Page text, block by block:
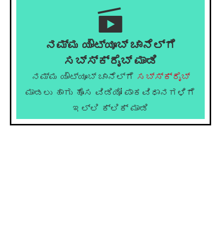
ನಮ್ಮ ಯೌಟ್ಯೂಬ್ ಚಾನೆಲ್ಗೆ
ಸಬ್ಸ್ಕ್ರೈಬ್ ಮಾಡಿ
ನಮ್ಮ ಯೌಟ್ಯೂಬ್ ಚಾನೆಲ್ಗೆ ಸಬ್ಸ್ಕ್ರೈಬ್
ಮಾಡಲು ಹಾಗು ಹೊಸ ವಿಡಿಯೋ ಪಾಕವಿಧಾನಗಳಿಗೆ
ಇಲ್ಲಿ ಕ್ಲಿಕ್ ಮಾಡಿ